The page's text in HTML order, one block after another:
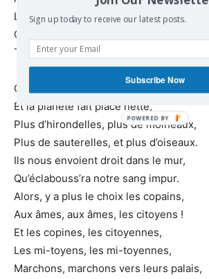
Le jour d’espoir est arrivé
Contre nous de la tyrannie
Tout un peuple doit se lever.
Qu’on obéisse à nos bons maîtres,
Et la planète fait place nette,
Plus d’hirondelles, plus de moineaux,
Plus de sauterelles, et plus d’oiseaux.
Ils nous envoient droit dans le mur,
Qu’éclabouss’ra notre sang impur.
Alors, y a plus le choix les copains,
Aux âmes, aux âmes, les citoyens !
Et les copines, les citoyennes,
Les mi-toyens, les mi-toyennes,
Marchons, marchons vers leurs palais,
Sign up today to receive our latest posts.
Subscribe Now